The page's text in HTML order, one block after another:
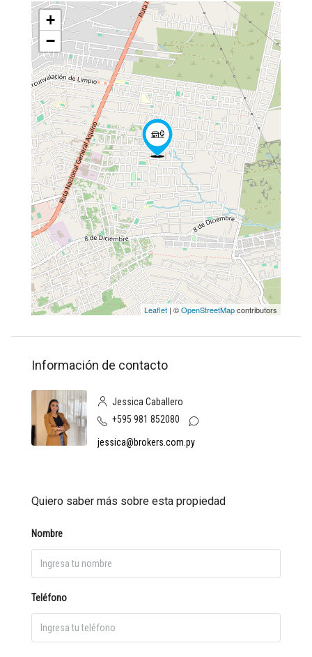
+
−
Leaflet | ©OpenStreetMapcontributors
Información de contacto
Jessica Caballero
+595 981 852080
jessica@brokers.com.py
Quiero saber más sobre esta propiedad
Nombre
Teléfono